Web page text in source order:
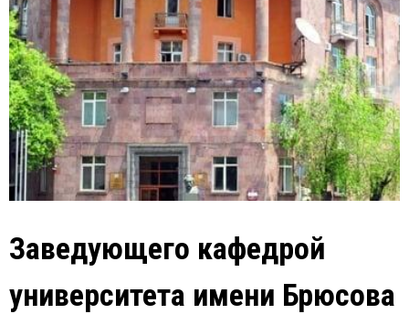
Заведующего кафедрой
университета имени Брюсова